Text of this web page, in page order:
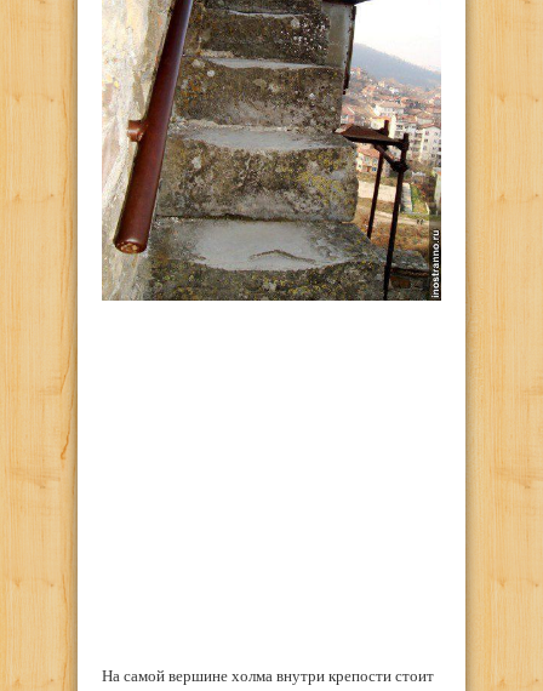
На самой вершине холма внутри крепости стоит